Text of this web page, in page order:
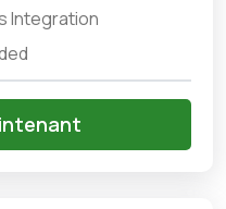
Integration